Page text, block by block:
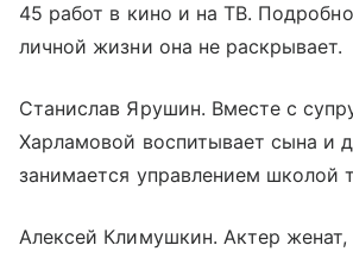
45 работ в кино и на ТВ.
личной жизни она не раскрывает.
Станислав Ярушин. Вместе с
Харламовой воспитывает сына и
занимается управлением школой
Алексей Климушкин. Актер женат,